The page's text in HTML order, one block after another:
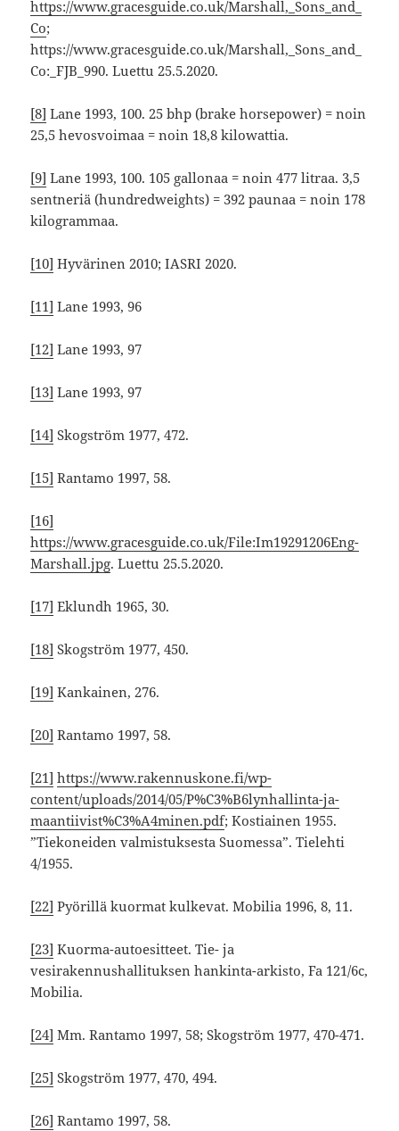
https://www.gracesguide.co.uk/Marshall,_Sons_and_
Co;
https://www.gracesguide.co.uk/Marshall,_Sons_and_
Co:_FJB_990. Luettu 25.5.2020.
[8] Lane 1993, 100. 25 bhp (brake horsepower) = noin
25,5 hevosvoimaa = noin 18,8 kilowattia.
[9] Lane 1993, 100. 105 gallonaa = noin 477 litraa. 3,5
sentneriä (hundredweights) = 392 paunaa = noin 178
kilogrammaa.
[10] Hyvärinen 2010; IASRI 2020.
[11] Lane 1993, 96
[12] Lane 1993, 97
[13] Lane 1993, 97
[14] Skogström 1977, 472.
[15] Rantamo 1997, 58.
[16]
https://www.gracesguide.co.uk/File:Im19291206Eng-
Marshall.jpg. Luettu 25.5.2020.
[17] Eklundh 1965, 30.
[18] Skogström 1977, 450.
[19] Kankainen, 276.
[20] Rantamo 1997, 58.
[21] https://www.rakennuskone.fi/wp-
content/uploads/2014/05/P%C3%B6lynhallinta-ja-
maantiivist%C3%A4minen.pdf; Kostiainen 1955.
”Tiekoneiden valmistuksesta Suomessa”. Tielehti
4/1955.
[22] Pyörillä kuormat kulkevat. Mobilia 1996, 8, 11.
[23] Kuorma-autoesitteet. Tie- ja
vesirakennushallituksen hankinta-arkisto, Fa 121/6c,
Mobilia.
[24] Mm. Rantamo 1997, 58; Skogström 1977, 470-471.
[25] Skogström 1977, 470, 494.
[26] Rantamo 1997, 58.